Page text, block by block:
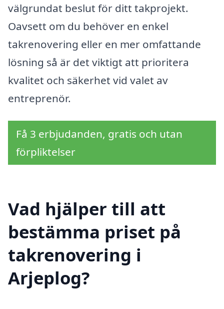
välgrundat beslut för ditt takprojekt.
Oavsett om du behöver en enkel
takrenovering eller en mer omfattande
lösning så är det viktigt att prioritera
kvalitet och säkerhet vid valet av
entreprenör.
Få 3 erbjudanden, gratis och utan
förpliktelser
Vad hjälper till att
bestämma priset på
takrenovering i
Arjeplog?